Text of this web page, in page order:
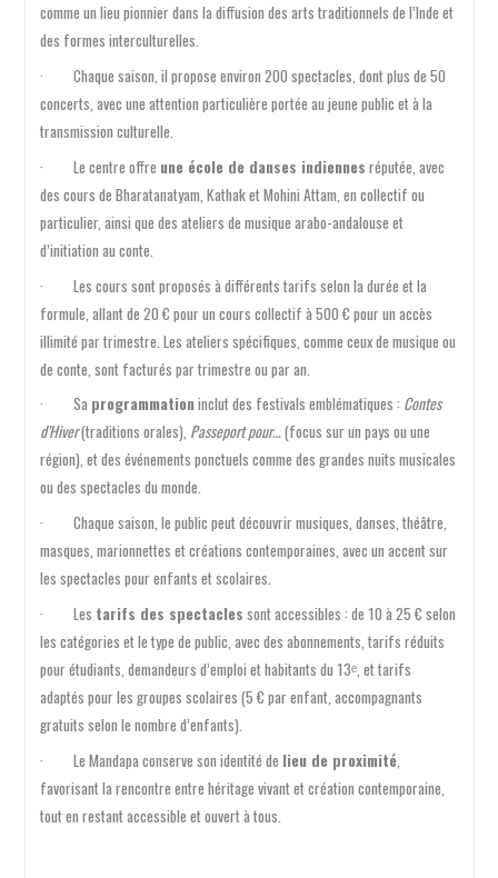
comme un lieu pionnier dans la diffusion des arts traditionnels de l’Inde et
des formes interculturelles.
· Chaque saison, il propose environ 200 spectacles, dont plus de 50
concerts, avec une attention particulière portée au jeune public et à la
transmission culturelle.
· Le centre offre une école de danses indiennes réputée, avec
des cours de Bharatanatyam, Kathak et Mohini Attam, en collectif ou
particulier, ainsi que des ateliers de musique arabo-andalouse et
d’initiation au conte.
· Les cours sont proposés à différents tarifs selon la durée et la
formule, allant de 20 € pour un cours collectif à 500 € pour un accès
illimité par trimestre. Les ateliers spécifiques, comme ceux de musique ou
de conte, sont facturés par trimestre ou par an.
· Sa programmationinclut des festivals emblématiques : Contes
d’Hiver(traditions orales), Passeport pour…(focus sur un pays ou une
région), et des événements ponctuels comme des grandes nuits musicales
ou des spectacles du monde.
· Chaque saison, le public peut découvrir musiques, danses, théâtre,
masques, marionnettes et créations contemporaines, avec un accent sur
les spectacles pour enfants et scolaires.
· Les tarifs des spectacles sont accessibles : de 10 à 25 € selon
les catégories et le type de public, avec des abonnements, tarifs réduits
pour étudiants, demandeurs d’emploi et habitants du 13ᵉ, et tarifs
adaptés pour les groupes scolaires (5 € par enfant, accompagnants
gratuits selon le nombre d’enfants).
· Le Mandapa conserve son identité de lieu de proximité
favorisant la rencontre entre héritage vivant et création contemporaine,
tout en restant accessible et ouvert à tous.